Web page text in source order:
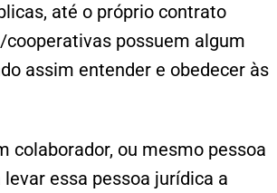
até o próprio contrato
possuem algum
assim entender e obedecer às
colaborador, ou mesmo pessoa
essa pessoa jurídica a